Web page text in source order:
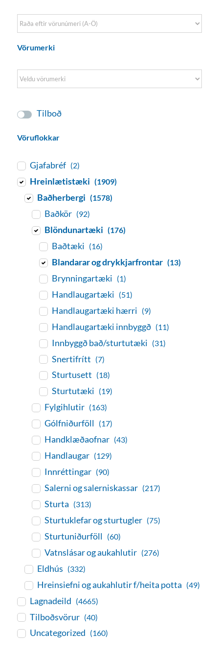
Sort Products
Vörumerki
Tilboð
Vöruflokkar
Gjafabréf (2)
Hreinlætistæki (1909)
Baðherbergi (1578)
Baðkör (92)
Blöndunartæki (176)
Baðtæki (16)
Blandarar og drykkjarfrontar (13)
Brynningartæki (1)
Handlaugartæki (51)
Handlaugartæki hærri (9)
Handlaugartæki innbyggð (11)
Innbyggð bað/sturtutæki (31)
Snertifrítt (7)
Sturtusett (18)
Sturtutæki (19)
Fylgihlutir (163)
Gólfniðurföll (17)
Handklæðaofnar (43)
Handlaugar (129)
Innréttingar (90)
Salerni og salerniskassar (217)
Sturta (313)
Sturtuklefar og sturtugler (75)
Sturtuniðurföll (60)
Vatnslásar og aukahlutir (276)
Eldhús (332)
Hreinsiefni og aukahlutir f/heita potta (49)
Lagnadeild (4665)
Tilboðsvörur (40)
Uncategorized (160)